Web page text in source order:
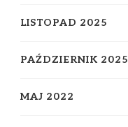
LISTOPAD 2025
PAŹDZIERNIK 2025
MAJ 2022